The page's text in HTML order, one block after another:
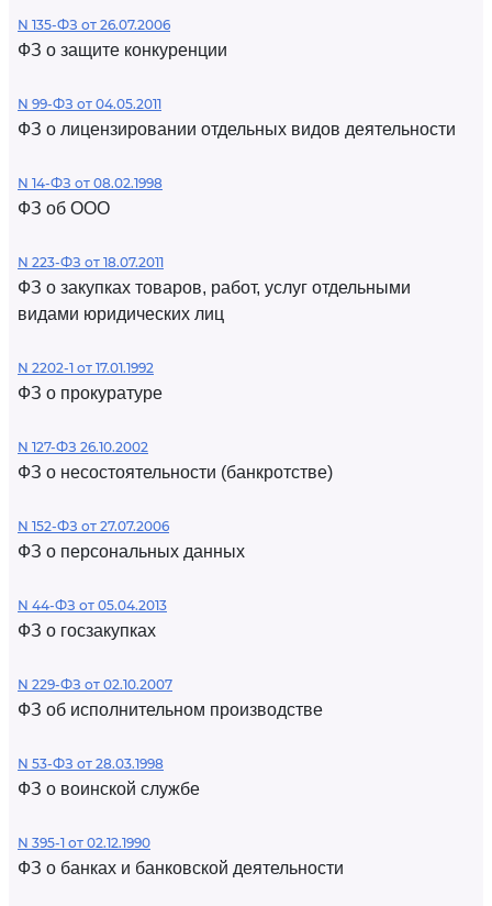
N 135-ФЗ от 26.07.2006
ФЗ о защите конкуренции
N 99-ФЗ от 04.05.2011
ФЗ о лицензировании отдельных видов деятельности
N 14-ФЗ от 08.02.1998
ФЗ об ООО
N 223-ФЗ от 18.07.2011
ФЗ о закупках товаров, работ, услуг отдельными
видами юридических лиц
N 2202-1 от 17.01.1992
ФЗ о прокуратуре
N 127-ФЗ 26.10.2002
ФЗ о несостоятельности (банкротстве)
N 152-ФЗ от 27.07.2006
ФЗ о персональных данных
N 44-ФЗ от 05.04.2013
ФЗ о госзакупках
N 229-ФЗ от 02.10.2007
ФЗ об исполнительном производстве
N 53-ФЗ от 28.03.1998
ФЗ о воинской службе
N 395-1 от 02.12.1990
ФЗ о банках и банковской деятельности